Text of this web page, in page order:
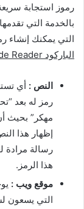
رموز استجابة
بالخدمة التي
التي يمكنك إنشاء
الباركود QR Code Reader مهكر للاندرويد
النص : أي
مهكر” بحيث
إظهار هذا
رسالة مرادة
هذا الرمز.
موقع ويب :
التي يسعون